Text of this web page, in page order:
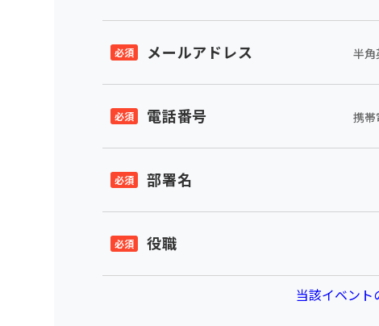
メールアドレス 半角
電話番号 携帯
部署名
役職
当該イベント